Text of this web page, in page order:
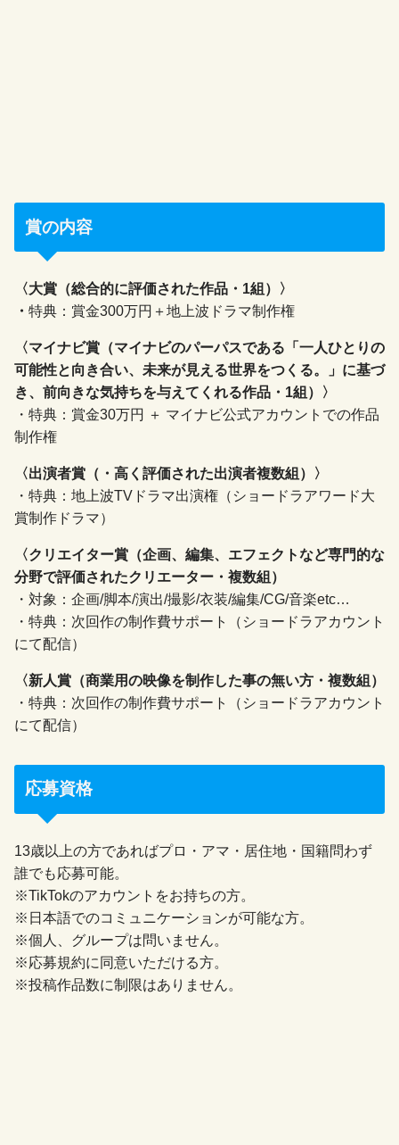
賞の内容
〈大賞（総合的に評価された作品・1組）〉
・ 特典：賞金300万円＋地上波ドラマ制作権
〈マイナビ賞（マイナビのパーパスである「一人ひとりの
可能性と向き合い、未来が見える世界をつくる。」に基づ
き、前向きな気持ちを与えてくれる作品・1組）〉
・特典：賞金30万円 ＋ マイナビ公式アカウントでの作品
制作権
〈出演者賞（・高く評価された出演者複数組）〉
・特典：地上波TVドラマ出演権（ショードラアワード大
賞制作ドラマ）
〈クリエイター賞（企画、編集、エフェクトなど専門的な
分野で評価されたクリエーター・複数組）
・対象：企画/脚本/演出/撮影/衣装/編集/CG/音楽etc…
・特典：次回作の制作費サポート（ショードラアカウント
にて配信）
〈新人賞（商業用の映像を制作した事の無い方・複数組）
・特典：次回作の制作費サポート（ショードラアカウント
にて配信）
応募資格
13歳以上の方であればプロ・アマ・居住地・国籍問わず
誰でも応募可能。
※TikTokのアカウントをお持ちの方。
※日本語でのコミュニケーションが可能な方。
※個人、グループは問いません。
※応募規約に同意いただける方。
※投稿作品数に制限はありません。